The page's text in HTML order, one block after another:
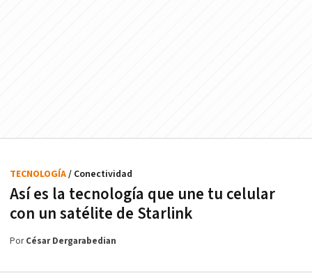
Así es la tecnología que une tu celular
con un satélite de Starlink
TECNOLOGÍA/ Conectividad
PorCésar Dergarabedian